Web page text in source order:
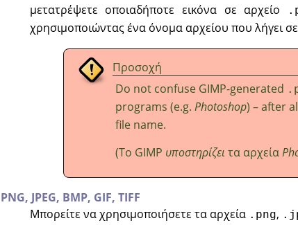
μετατρέψετε οποιαδήποτε εικόνα σε αρχείο
χρησιμοποιώντας ένα όνομα αρχείου που λήγει σε
Προσοχή
Do not confuse GIMP-generated
programs (e.g. Photoshop) – after
file name.
(Το GIMP υποστηρίζει τα αρχεία
PNG, JPEG, BMP, GIF, TIFF
Μπορείτε να χρησιμοποιήσετε τα αρχεία .png,